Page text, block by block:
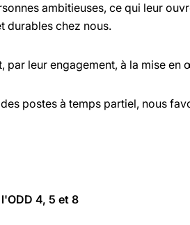
ambitieuses, ce qui leur
durables chez nous.
par leur engagement, à la mise
postes à temps partiel, nous
4, 5 et 8